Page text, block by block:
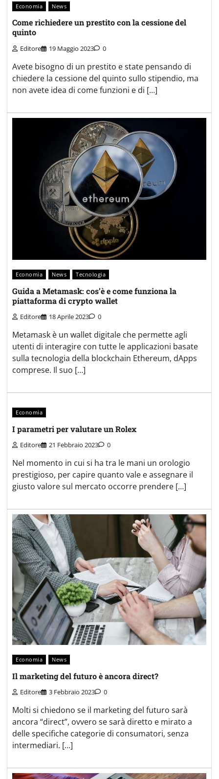
Economia News
Come richiedere un prestito con la cessione del
quinto
Editore 19 Maggio 2023 0
Avete bisogno di un prestito e state pensando di
chiedere la cessione del quinto sullo stipendio, ma
non avete idea di come funzioni e di […]
Economia News Tecnologia
Guida a Metamask: cos’è e come funziona la
piattaforma di crypto wallet
Editore 18 Aprile 2023 0
Metamask è un wallet digitale che permette agli
utenti di interagire con tutte le applicazioni basate
sulla tecnologia della blockchain Ethereum, dApps
comprese. Il suo […]
Economia
I parametri per valutare un Rolex
Editore 21 Febbraio 2023 0
Nel momento in cui si ha tra le mani un orologio
prestigioso, per capire quanto vale e assegnare il
giusto valore sul mercato occorre prendere […]
Economia News
Il marketing del futuro è ancora direct?
Editore 3 Febbraio 2023 0
Molti si chiedono se il marketing del futuro sarà
ancora “direct”, ovvero se sarà diretto e mirato a
delle specifiche categorie di consumatori, senza
intermediari. […]